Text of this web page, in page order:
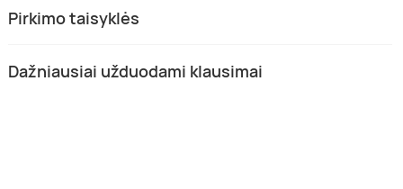
Pirkimo taisyklės
Dažniausiai užduodami klausimai